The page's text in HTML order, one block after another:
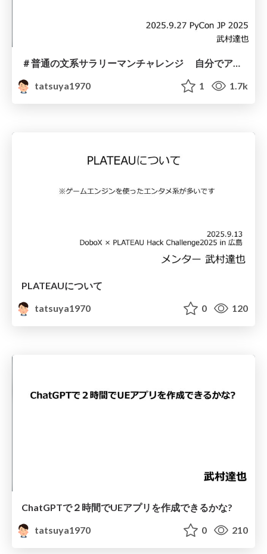
＃普通の文系サラリーマンチャレンジ 自分でアプリ開発と電子工作を続けたら人生が変わった
tatsuya1970
1 1.7k
PLATEAUについて
tatsuya1970
0 120
ChatGPTで２時間でUEアプリを作成できるかな?
tatsuya1970
0 210